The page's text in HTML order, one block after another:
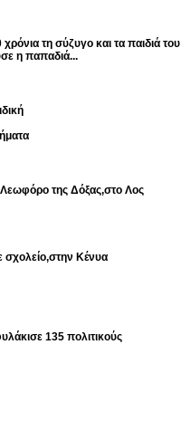
τη σύζυγο και τα παιδιά του
η παπαδιά...
της Δόξας,στο Λος
σχολείο,στην Κένυα
135 πολιτικούς